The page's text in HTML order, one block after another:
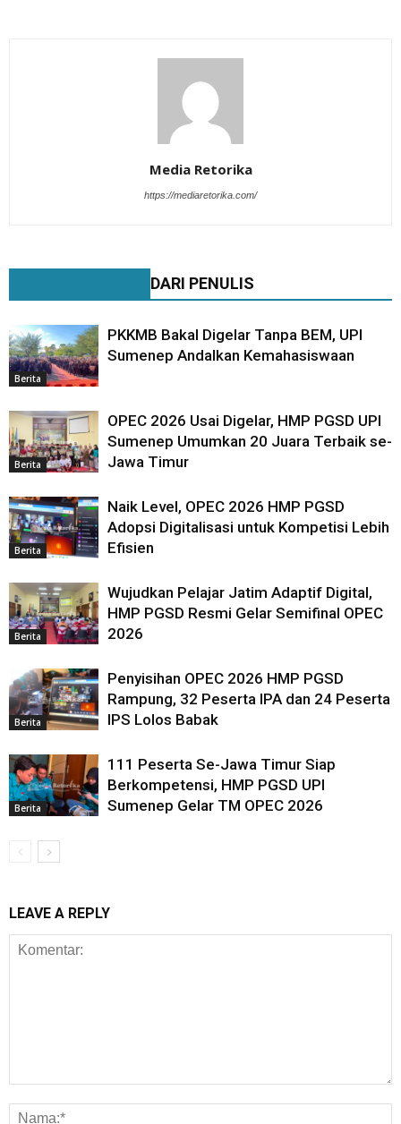
Media Retorika
https://mediaretorika.com/
DARI PENULIS
Berita
PKKMB Bakal Digelar Tanpa BEM, UPI
Sumenep Andalkan Kemahasiswaan
Berita
OPEC 2026 Usai Digelar, HMP PGSD UPI
Sumenep Umumkan 20 Juara Terbaik se-
Jawa Timur
Berita
Naik Level, OPEC 2026 HMP PGSD
Adopsi Digitalisasi untuk Kompetisi Lebih
Efisien
Berita
Wujudkan Pelajar Jatim Adaptif Digital,
HMP PGSD Resmi Gelar Semifinal OPEC
2026
Berita
Penyisihan OPEC 2026 HMP PGSD
Rampung, 32 Peserta IPA dan 24 Peserta
IPS Lolos Babak
Berita
111 Peserta Se-Jawa Timur Siap
Berkompetensi, HMP PGSD UPI
Sumenep Gelar TM OPEC 2026
LEAVE A REPLY